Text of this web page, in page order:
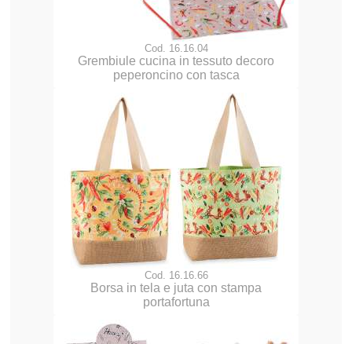
Cod. 16.16.04
Grembiule cucina in tessuto decoro
peperoncino con tasca
Cod. 16.16.66
Borsa in tela e juta con stampa
portafortuna